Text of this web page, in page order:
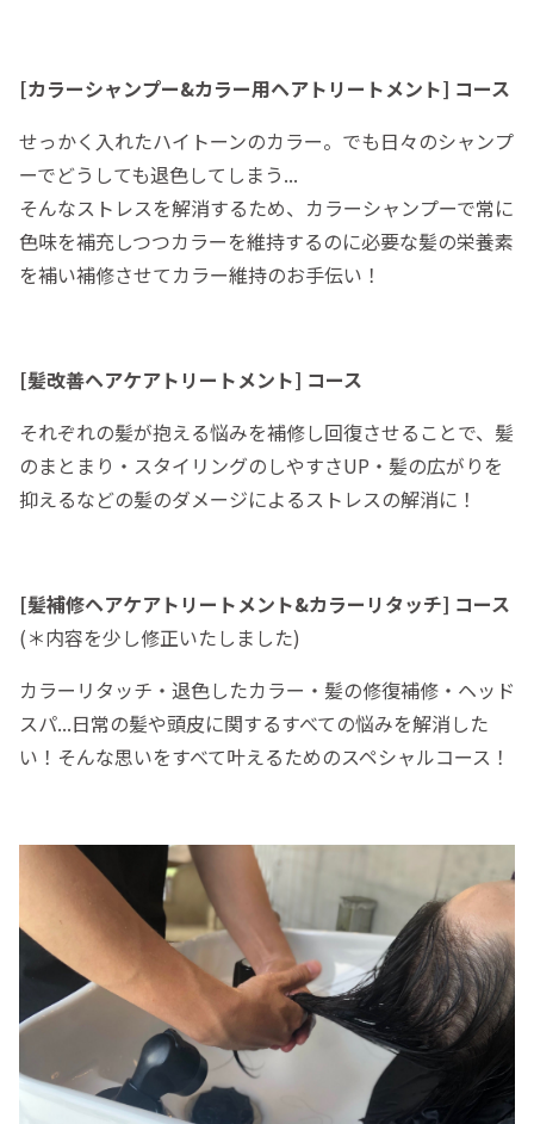
[カラーシャンプー&カラー用ヘアトリートメント] コース
せっかく入れたハイトーンのカラー。でも日々のシャンプ
ーでどうしても退色してしまう...
そんなストレスを解消するため、カラーシャンプーで常に
色味を補充しつつカラーを維持するのに必要な髪の栄養素
を補い補修させてカラー維持のお手伝い！
[髪改善ヘアケアトリートメント] コース
それぞれの髪が抱える悩みを補修し回復させることで、髪
のまとまり・スタイリングのしやすさUP・髪の広がりを
抑えるなどの髪のダメージによるストレスの解消に！
[髪補修ヘアケアトリートメント&カラーリタッチ] コース
(＊内容を少し修正いたしました)
カラーリタッチ・退色したカラー・髪の修復補修・ヘッド
スパ...日常の髪や頭皮に関するすべての悩みを解消した
い！そんな思いをすべて叶えるためのスペシャルコース！